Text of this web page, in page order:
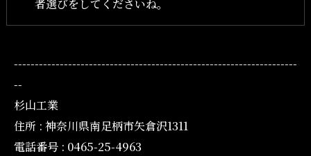
者選びをしてくださいね。
--------------------------------------------------------------------
--
杉山工業
住所 : 神奈川県南足柄市矢倉沢1311
電話番号 : 0465-25-4963